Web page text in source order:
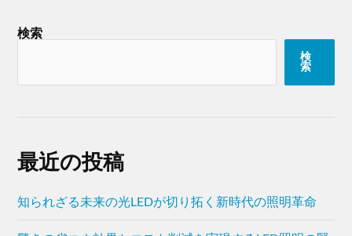
検索
検
索
最近の投稿
知られざる未来の光LEDが切り拓く新時代の照明革命